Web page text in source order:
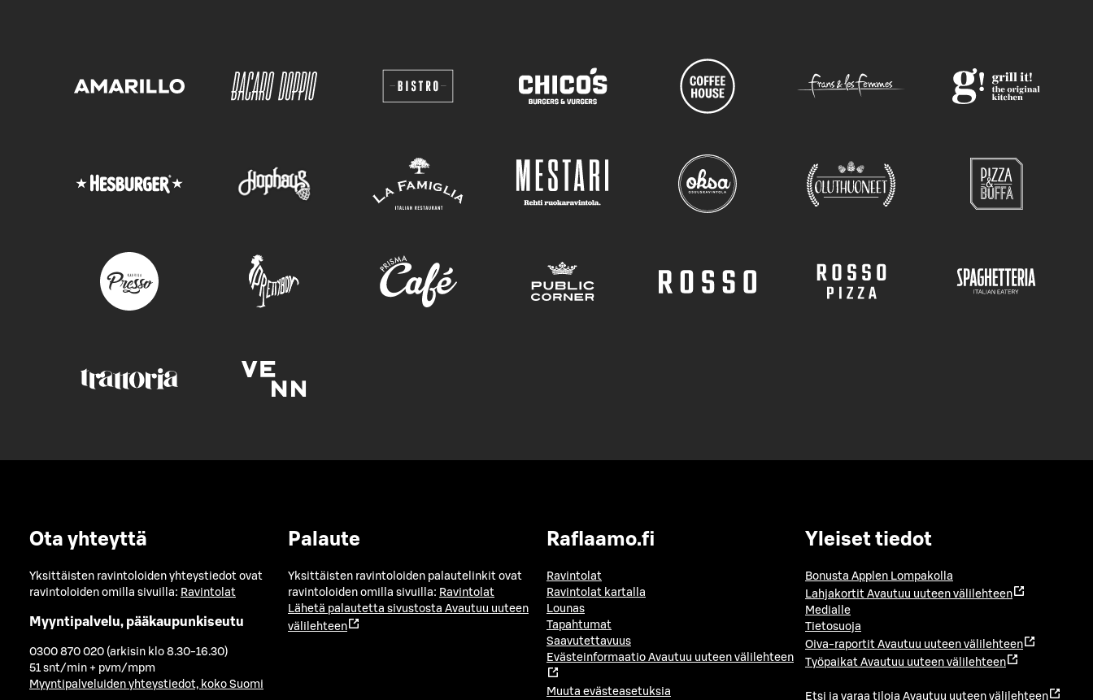
Ota yhteyttä
Yksittäisten ravintoloiden yhteystiedot ovat
ravintoloiden omilla sivuilla: Ravintolat
Myyntipalvelu, pääkaupunkiseutu
0300 870 020 (arkisin klo 8.30-16.30)
51 snt/min + pvm/mpm
Myyntipalveluiden yhteystiedot, koko Suomi
Palaute
Yksittäisten ravintoloiden palautelinkit ovat
ravintoloiden omilla sivuilla: Ravintolat
Lähetä palautetta sivustosta Avautuu uuteen
välilehteen
Raflaamo.fi
Ravintolat
Ravintolat kartalla
Lounas
Tapahtumat
Saavutettavuus
Evästeinformaatio Avautuu uuteen välilehteen
Muuta evästeasetuksia
Yleiset tiedot
Bonusta Applen Lompakolla
Lahjakortit Avautuu uuteen välilehteen
Medialle
Tietosuoja
Oiva-raportit Avautuu uuteen välilehteen
Työpaikat Avautuu uuteen välilehteen
Etsi ja varaa tiloja Avautuu uuteen välilehteen